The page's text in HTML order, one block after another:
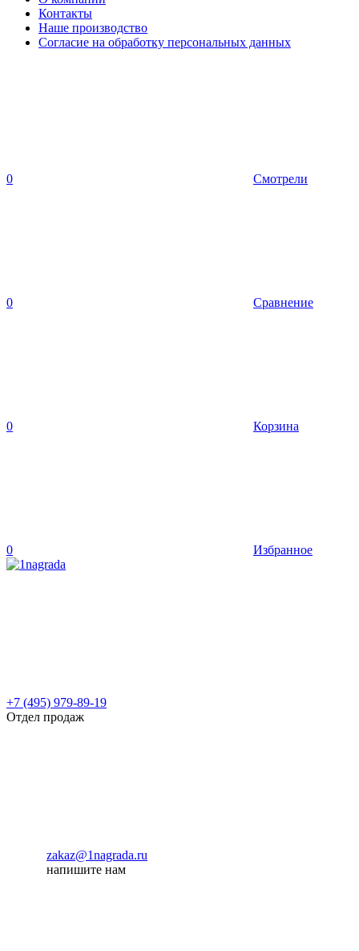
Контакты
Наше производство
Согласие на обработку персональных данных
0 Смотрели
0 Сравнение
0 Корзина
0 Избранное
+7 (495) 979-89-19
Отдел продаж
zakaz@1nagrada.ru
напишите нам